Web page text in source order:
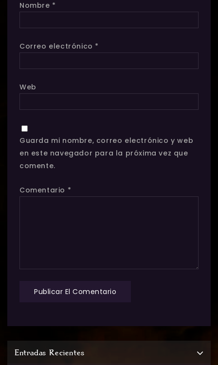
Nombre *
Correo electrónico *
Web
Guarda mi nombre, correo electrónico y web
en este navegador para la próxima vez que
comente.
Comentario *
Entradas Recientes